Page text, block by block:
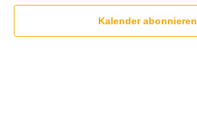
Kalender abonnieren